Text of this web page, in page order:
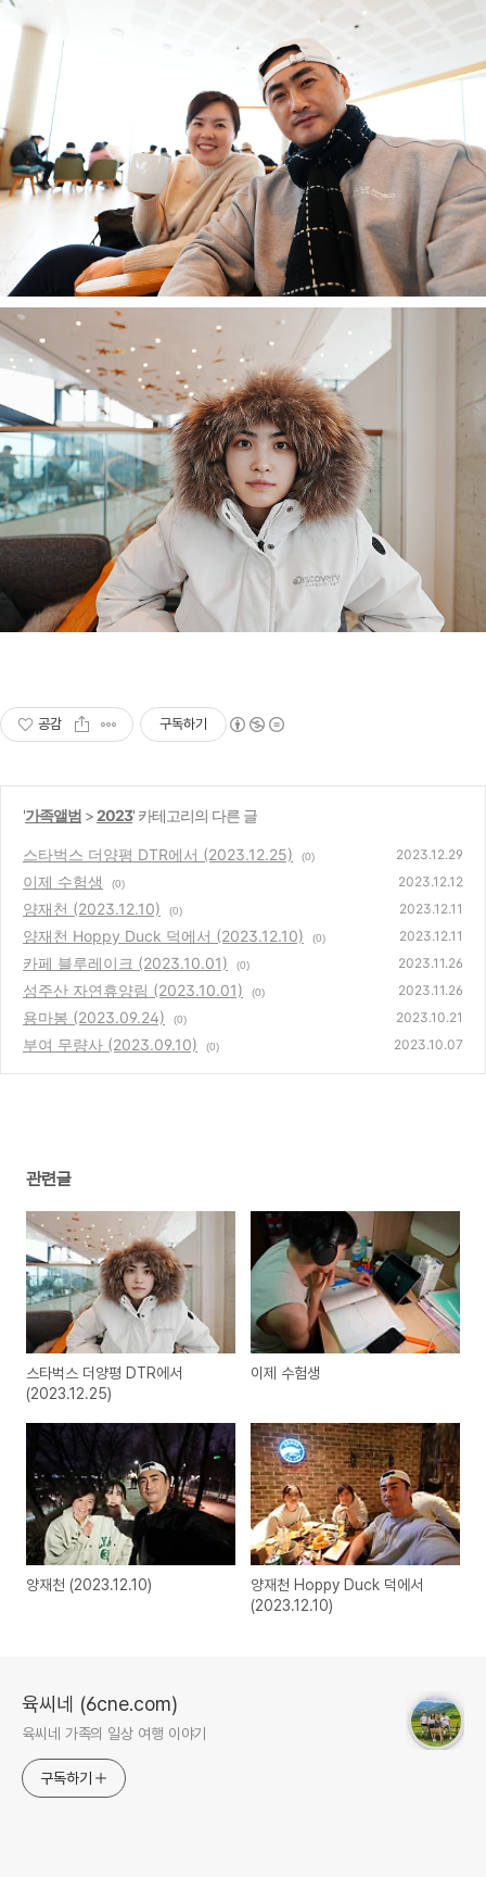
공감 구독하기
'가족앨범 >2023' 카테고리의 다른 글
스타벅스 더양평 DTR에서 (2023.12.25) (0) 2023.12.29
이제 수험생 (0) 2023.12.12
양재천 (2023.12.10) (0) 2023.12.11
양재천 Hoppy Duck 덕에서 (2023.12.10) (0) 2023.12.11
카페 블루레이크 (2023.10.01) (0) 2023.11.26
성주산 자연휴양림 (2023.10.01) (0) 2023.11.26
용마봉 (2023.09.24) (0) 2023.10.21
부여 무량사 (2023.09.10) (0) 2023.10.07
관련글
스타벅스 더양평 DTR에서
(2023.12.25)
이제 수험생
양재천 (2023.12.10)
양재천 Hoppy Duck 덕에서
(2023.12.10)
육씨네 (6cne.com)
육씨네 가족의 일상 여행 이야기
구독하기